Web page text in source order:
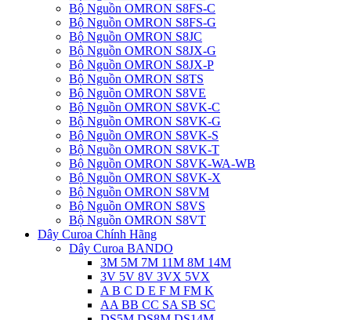
Bộ Nguồn OMRON S8FS-C
Bộ Nguồn OMRON S8FS-G
Bộ Nguồn OMRON S8JC
Bộ Nguồn OMRON S8JX-G
Bộ Nguồn OMRON S8JX-P
Bộ Nguồn OMRON S8TS
Bộ Nguồn OMRON S8VE
Bộ Nguồn OMRON S8VK-C
Bộ Nguồn OMRON S8VK-G
Bộ Nguồn OMRON S8VK-S
Bộ Nguồn OMRON S8VK-T
Bộ Nguồn OMRON S8VK-WA-WB
Bộ Nguồn OMRON S8VK-X
Bộ Nguồn OMRON S8VM
Bộ Nguồn OMRON S8VS
Bộ Nguồn OMRON S8VT
Dây Curoa Chính Hãng
Dây Curoa BANDO
3M 5M 7M 11M 8M 14M
3V 5V 8V 3VX 5VX
A B C D E F M FM K
AA BB CC SA SB SC